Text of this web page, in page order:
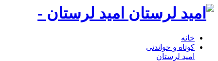
امید لرستان -
خانه
کوتاه و خواندنی
امید لرستان